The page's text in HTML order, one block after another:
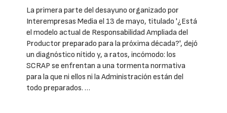
La primera parte del desayuno organizado por
Interempresas Media el 13 de mayo, titulado '¿Está
el modelo actual de Responsabilidad Ampliada del
Productor preparado para la próxima década?', dejó
un diagnóstico nítido y, a ratos, incómodo: los
SCRAP se enfrentan a una tormenta normativa
para la que ni ellos ni la Administración están del
todo preparados. …